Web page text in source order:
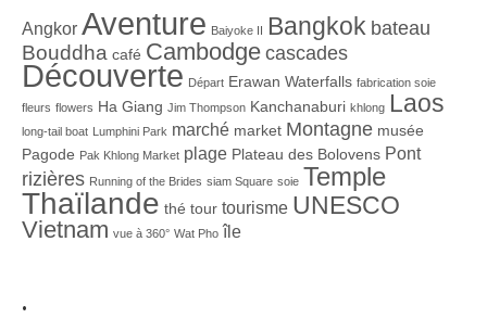
Angkor Aventure Baiyoke II Bangkok bateau
Bouddha café Cambodge cascades
Découverte Départ Erawan Waterfalls fabrication soie
fleurs flowers Ha Giang Jim Thompson Kanchanaburi khlong Laos
long-tail boat Lumphini Park marché market Montagne musée
Pagode Pak Khlong Market plage Plateau des Bolovens Pont
rizières Running of the Brides siam Square soie Temple
Thaïlande thé tour tourisme UNESCO
Vietnam vue à 360° Wat Pho île
.